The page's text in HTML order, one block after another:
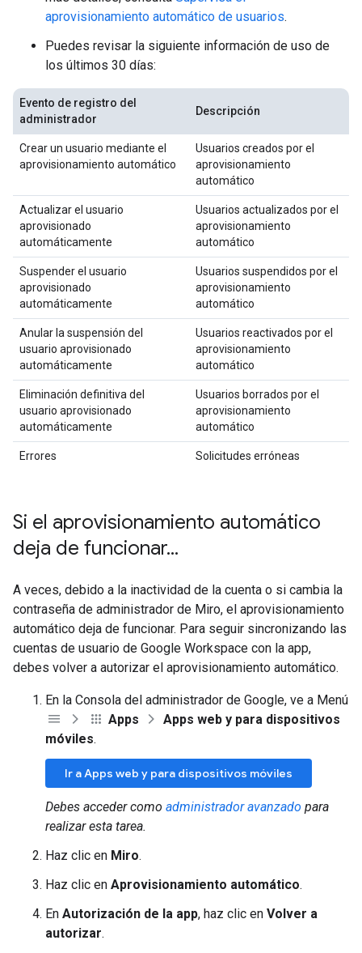
aprovisionamiento automático de usuarios.
Puedes revisar la siguiente información de uso de
los últimos 30 días:
Evento de registro del
administrador
Descripción
Crear un usuario mediante el
aprovisionamiento automático
Usuarios creados por el
aprovisionamiento
automático
Actualizar el usuario
aprovisionado
automáticamente
Usuarios actualizados por el
aprovisionamiento
automático
Suspender el usuario
aprovisionado
automáticamente
Usuarios suspendidos por el
aprovisionamiento
automático
Anular la suspensión del
usuario aprovisionado
automáticamente
Usuarios reactivados por el
aprovisionamiento
automático
Eliminación definitiva del
usuario aprovisionado
automáticamente
Usuarios borrados por el
aprovisionamiento
automático
Errores Solicitudes erróneas
Si el aprovisionamiento automático
deja de funcionar...
A veces, debido a la inactividad de la cuenta o si cambia la
contraseña de administrador de Miro, el aprovisionamiento
automático deja de funcionar. Para seguir sincronizando las
cuentas de usuario de Google Workspace con la app,
debes volver a autorizar el aprovisionamiento automático.
En la Consola del administrador de Google, ve a Menú
Apps
Apps web y para dispositivos
móviles.
Ir a Apps web y para dispositivos móviles
Debes acceder como administrador avanzado para
realizar esta tarea.
Haz clic en Miro.
Haz clic en Aprovisionamiento automático.
En Autorización de la app, haz clic en Volver a
autorizar.